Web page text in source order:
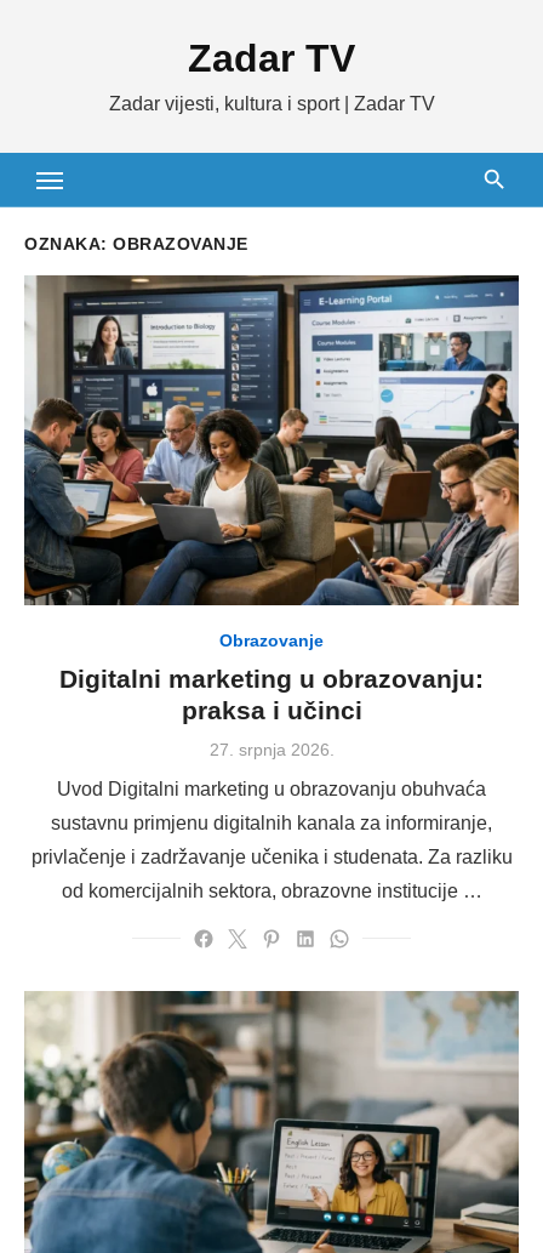
Zadar TV
Zadar vijesti, kultura i sport | Zadar TV
OZNAKA: OBRAZOVANJE
Obrazovanje
Digitalni marketing u obrazovanju:
praksa i učinci
Posted
27. srpnja 2026.
Uvod Digitalni marketing u obrazovanju obuhvaća
sustavnu primjenu digitalnih kanala za informiranje,
privlačenje i zadržavanje učenika i studenata. Za razliku
od komercijalnih sektora, obrazovne institucije …